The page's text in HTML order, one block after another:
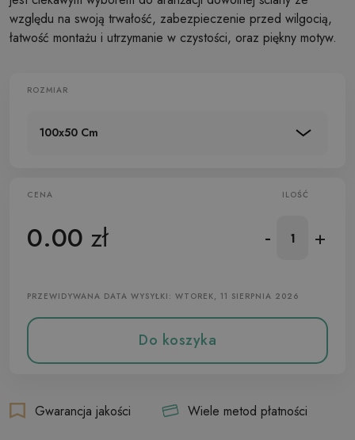
względu na swoją trwałość, zabezpieczenie przed wilgocią,
łatwość montażu i utrzymanie w czystości, oraz piękny motyw.
ROZMIAR
100x50 Cm
CENA
0.00 zł
ILOŚĆ
- +
PRZEWIDYWANA DATA WYSYŁKI: WTOREK, 11 SIERPNIA 2026
Do koszyka
Gwarancja jakości Wiele metod płatności